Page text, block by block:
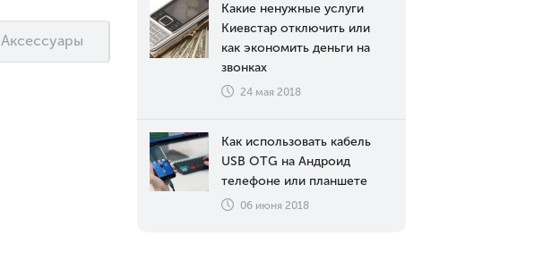
Аксессуары
Какие ненужные услуги
Киевстар отключить или
как экономить деньги на
звонках
24 мая 2018
Как использовать кабель
USB OTG на Андроид
телефоне или планшете
06 июня 2018